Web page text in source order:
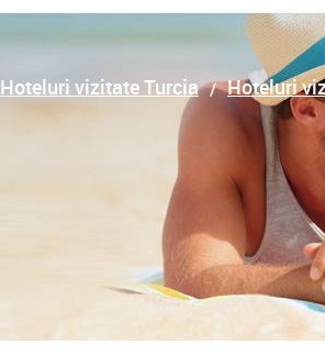
Hoteluri vizitate Turcia Hoteluri